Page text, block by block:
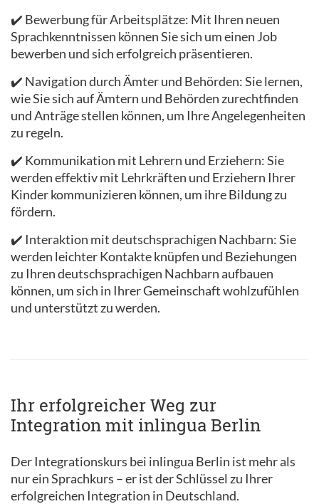
✔️ Bewerbung für Arbeitsplätze: Mit Ihren neuen
Sprachkenntnissen können Sie sich um einen Job
bewerben und sich erfolgreich präsentieren.
✔️ Navigation durch Ämter und Behörden: Sie lernen,
wie Sie sich auf Ämtern und Behörden zurechtfinden
und Anträge stellen können, um Ihre Angelegenheiten
zu regeln.
✔️ Kommunikation mit Lehrern und Erziehern: Sie
werden effektiv mit Lehrkräften und Erziehern Ihrer
Kinder kommunizieren können, um ihre Bildung zu
fördern.
✔️ Interaktion mit deutschsprachigen Nachbarn: Sie
werden leichter Kontakte knüpfen und Beziehungen
zu Ihren deutschsprachigen Nachbarn aufbauen
können, um sich in Ihrer Gemeinschaft wohlzufühlen
und unterstützt zu werden.
Ihr erfolgreicher Weg zur
Integration mit inlingua Berlin
Der Integrationskurs bei inlingua Berlin ist mehr als
nur ein Sprachkurs – er ist der Schlüssel zu Ihrer
erfolgreichen Integration in Deutschland.